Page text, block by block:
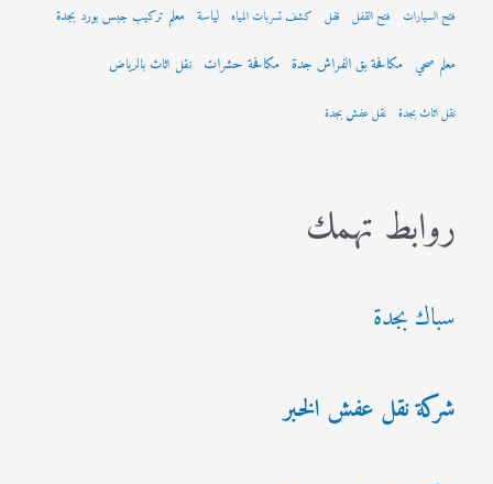
فتح السيارات فتح القفل قفل كشف تسربات المياه لياسة معلم تركيب جبس بورد بجدة
معلم صحي مكافحة بق الفراش جدة مكافحة حشرات نقل اثاث بالرياض
نقل اثاث بجدة نقل عفش بجدة
روابط تهمك
سباك بجدة
شركة نقل عفش الخبر